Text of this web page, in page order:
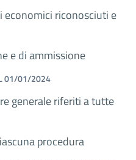
riconosciuti e
e di ammissione
01/01/2024
generale riferiti a tutte
procedura